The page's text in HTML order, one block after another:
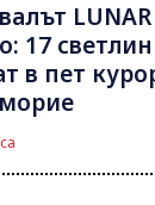
17
в пет